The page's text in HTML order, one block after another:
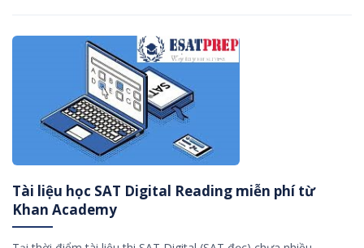
Tài liệu học SAT Digital Reading miễn phí từ
Khan Academy